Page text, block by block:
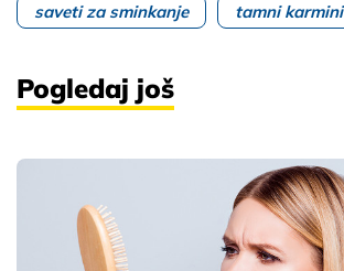
saveti za sminkanje tamni karmini
Pogledaj još